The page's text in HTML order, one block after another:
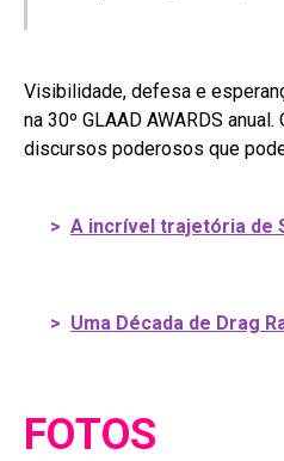
Visibilidade, defesa e
na 30º GLAAD AWARDS
discursos poderosos que
> A incrível trajetória de
> Uma Década de Drag
FOTOS